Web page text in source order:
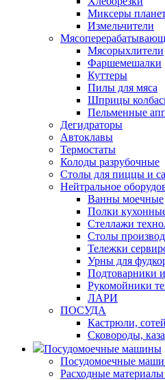
Миксеры
Измельчители
Мясорыхлители
Фаршемешалки
Куттеры
Пилы для мяса
Шприцы
Пельменные
Дегидраторы
Автоклавы
Термостаты
Колоды разрубочные
Столы для пиццы и
Нейтральное
Ванны моечные
Полки
Стеллажи
Столы
Тележки
Урны для
Подтоварники
Рукомойники
ЛАРИ
ПОСУДА
Кастрюли,
Сковороды,
Посудомоечные машины
Посудомоечные
Расходные